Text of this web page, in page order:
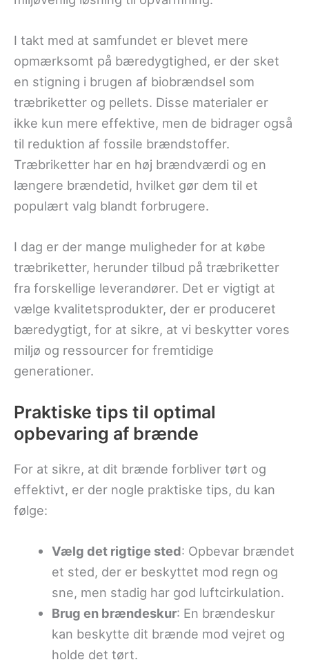
I takt med at samfundet er blevet mere
opmærksomt på bæredygtighed, er der sket
en stigning i brugen af biobrændsel som
træbriketter og pellets. Disse materialer er
ikke kun mere effektive, men de bidrager også
til reduktion af fossile brændstoffer.
Træbriketter har en høj brændværdi og en
længere brændetid, hvilket gør dem til et
populært valg blandt forbrugere.
I dag er der mange muligheder for at købe
træbriketter, herunder tilbud på træbriketter
fra forskellige leverandører. Det er vigtigt at
vælge kvalitetsprodukter, der er produceret
bæredygtigt, for at sikre, at vi beskytter vores
miljø og ressourcer for fremtidige
generationer.
Praktiske tips til optimal
opbevaring af brænde
For at sikre, at dit brænde forbliver tørt og
effektivt, er der nogle praktiske tips, du kan
følge:
Vælg det rigtige sted: Opbevar brændet
et sted, der er beskyttet mod regn og
sne, men stadig har god luftcirkulation.
Brug en brændeskur: En brændeskur
kan beskytte dit brænde mod vejret og
holde det tørt.